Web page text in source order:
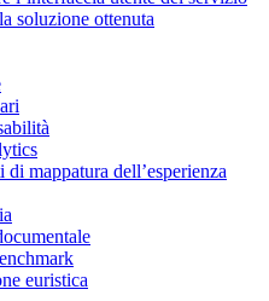
soluzione ottenuta
mappatura dell’esperienza
euristica